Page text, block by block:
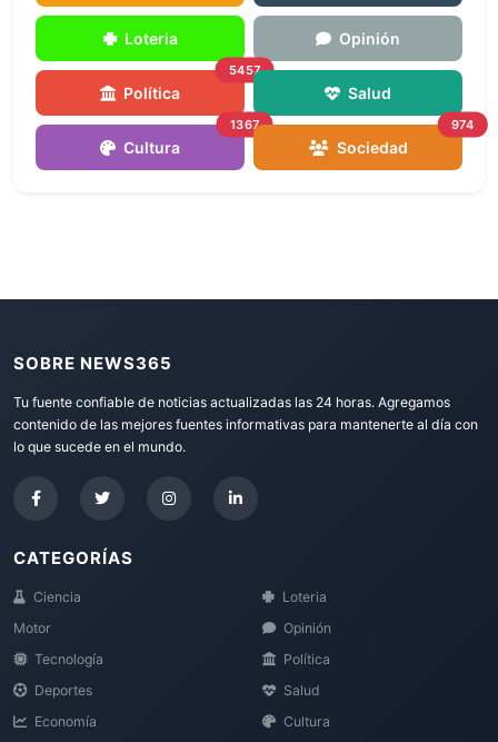
Loteria Opinión
Política
5457
Salud
Cultura
1367
Sociedad
974
SOBRE NEWS365
Tu fuente confiable de noticias actualizadas las 24 horas. Agregamos
contenido de las mejores fuentes informativas para mantenerte al día con
lo que sucede en el mundo.
CATEGORÍAS
Ciencia
Motor
Tecnología
Deportes
Economía
Loteria
Opinión
Política
Salud
Cultura